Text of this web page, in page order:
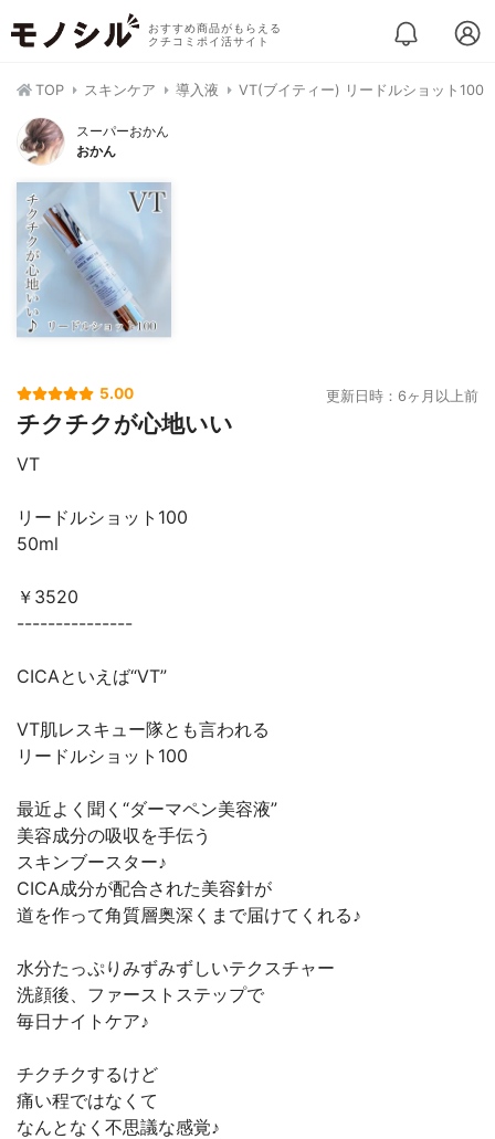
おすすめ商品がもらえる
クチコミポイ活サイト
TOP スキンケア 導入液 VT(ブイティー) リードルショット100
スーパーおかん
おかん
5.00 更新日時：6ヶ月以上前
チクチクが心地いい
VT
リードルショット100
50ml
￥3520
---------------
CICAといえば“VT”
VT肌レスキュー隊とも言われる
リードルショット100
最近よく聞く“ダーマペン美容液”
美容成分の吸収を手伝う
スキンブースター♪
CICA成分が配合された美容針が
道を作って角質層奥深くまで届けてくれる♪
水分たっぷりみずみずしいテクスチャー
洗顔後、ファーストステップで
毎日ナイトケア♪
チクチクするけど
痛い程ではなくて
なんとなく不思議な感覚♪